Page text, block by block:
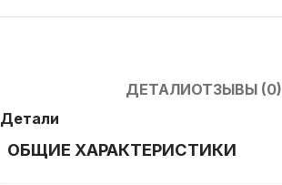
ДЕТАЛИОТЗЫВЫ (0)
Детали
ОБЩИЕ ХАРАКТЕРИСТИКИ